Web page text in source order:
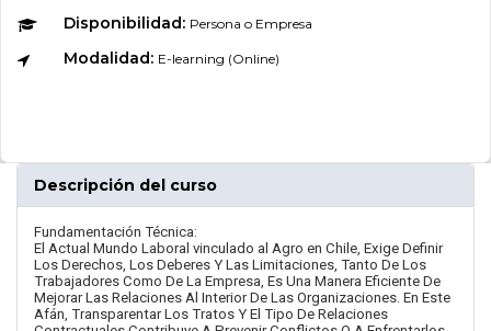
Disponibilidad: Persona o Empresa
Modalidad: E-learning (Online)
Descripción del curso
Fundamentación Técnica:
El Actual Mundo Laboral vinculado al Agro en Chile, Exige Definir
Los Derechos, Los Deberes Y Las Limitaciones, Tanto De Los
Trabajadores Como De La Empresa, Es Una Manera Eficiente De
Mejorar Las Relaciones Al Interior De Las Organizaciones. En Este
Afán, Transparentar Los Tratos Y El Tipo De Relaciones